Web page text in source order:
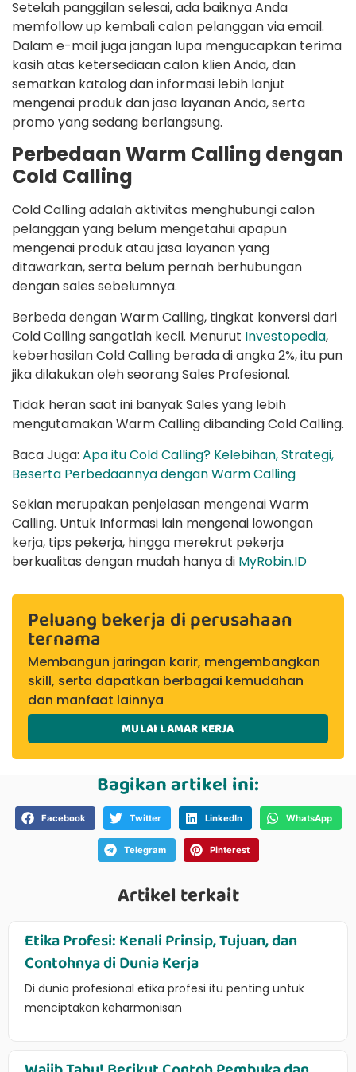
Setelah panggilan selesai, ada baiknya Anda
memfollow up kembali calon pelanggan via email.
Dalam e-mail juga jangan lupa mengucapkan terima
kasih atas ketersediaan calon klien Anda, dan
sematkan katalog dan informasi lebih lanjut
mengenai produk dan jasa layanan Anda, serta
promo yang sedang berlangsung.
Perbedaan Warm Calling dengan
Cold Calling
Cold Calling adalah aktivitas menghubungi calon
pelanggan yang belum mengetahui apapun
mengenai produk atau jasa layanan yang
ditawarkan, serta belum pernah berhubungan
dengan sales sebelumnya.
Berbeda dengan Warm Calling, tingkat konversi dari
Cold Calling sangatlah kecil. Menurut Investopedia,
keberhasilan Cold Calling berada di angka 2%, itu pun
jika dilakukan oleh seorang Sales Profesional.
Tidak heran saat ini banyak Sales yang lebih
mengutamakan Warm Calling dibanding Cold Calling.
Baca Juga: Apa itu Cold Calling? Kelebihan, Strategi,
Beserta Perbedaannya dengan Warm Calling
Sekian merupakan penjelasan mengenai Warm
Calling. Untuk Informasi lain mengenai lowongan
kerja, tips pekerja, hingga merekrut pekerja
berkualitas dengan mudah hanya di MyRobin.ID
Peluang bekerja di perusahaan
ternama
Membangun jaringan karir, mengembangkan
skill, serta dapatkan berbagai kemudahan
dan manfaat lainnya
MULAI LAMAR KERJA
Bagikan artikel ini:
Facebook Twitter LinkedIn WhatsApp
Telegram Pinterest
Artikel terkait
Etika Profesi: Kenali Prinsip, Tujuan, dan
Contohnya di Dunia Kerja
Di dunia profesional etika profesi itu penting untuk
menciptakan keharmonisan